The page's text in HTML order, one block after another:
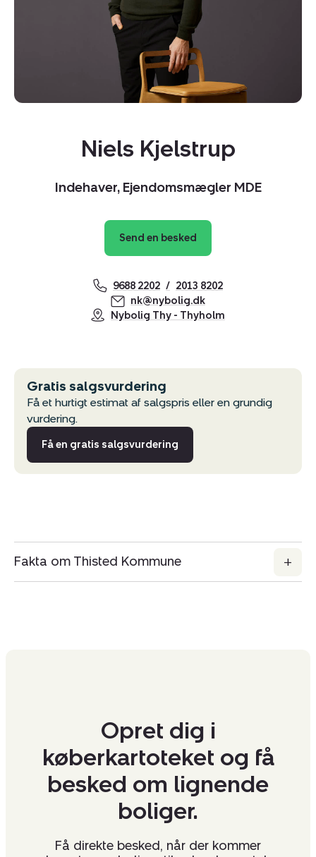
Niels Kjelstrup
Indehaver, Ejendomsmægler MDE
Send en besked
9688 2202
2013 8202
nk@nybolig.dk
Nybolig Thy - Thyholm
Gratis salgsvurdering
Få et hurtigt estimat af salgspris eller en grundig
vurdering.
Få en gratis salgsvurdering
Fakta om Thisted Kommune
Opret dig i
køberkartoteket og få
besked om lignende
boliger.
Få direkte besked, når der kommer
Kopier link
Del via mail